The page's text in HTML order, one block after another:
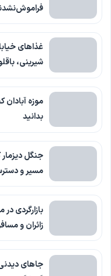
غذاهای
شیرینی،
موزه
بدانید
جنگل
مسیر و
بازارگردی
زائران و